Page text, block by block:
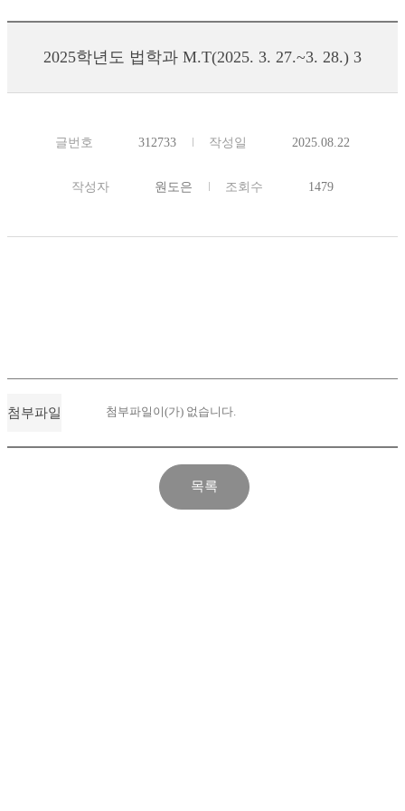
2025학년도 법학과 M.T(2025. 3. 27.~3. 28.) 3
글번호 312733 작성일 2025.08.22
작성자 원도은 조회수 1479
첨부파일 첨부파일이(가) 없습니다.